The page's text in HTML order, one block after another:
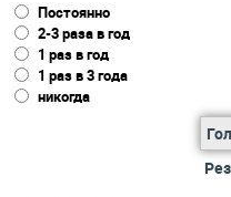
Постоянно
2-3 раза в год
1 раз в год
1 раз в 3 года
никогда